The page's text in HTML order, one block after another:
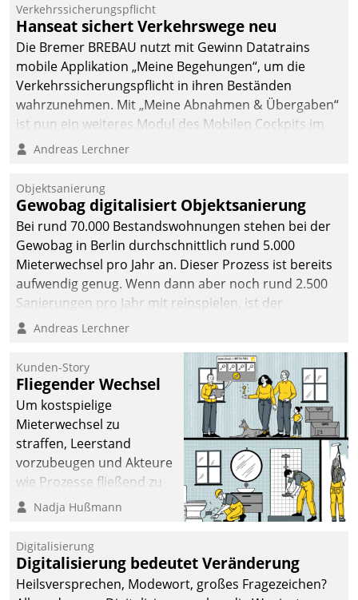
Verkehrssicherungspflicht
Hanseat sichert Verkehrswege neu
Die Bremer BREBAU nutzt mit Gewinn Datatrains
mobile Applikation „Meine Begehungen“, um die
Verkehrssicherungspflicht in ihren Beständen
wahrzunehmen. Mit „Meine Abnahmen & Übergaben“
ist nun ein weiteres Modul des Mobilen Cockpits im
Einsatz.
Andreas Lerchner
Objektsanierung
Gewobag digitalisiert Objektsanierung
Bei rund 70.000 Bestandswohnungen stehen bei der
Gewobag in Berlin durchschnittlich rund 5.000
Mieterwechsel pro Jahr an. Dieser Prozess ist bereits
aufwendig genug. Wenn dann aber noch rund 2.500
Sanierungen pro Jahr mit reinspielen, ist der
Betreuungs- und Organisationsaufwand immens. Im
kommunale Wohnungsbauunternehmen daher
gemeinsam mit der Berliner Datatrain GmbH den
Teilprozess der Objektsanierung digitalisiert.
Andreas Lerchner
Kunden-Story
Fliegender Wechsel
Um kostspielige
Mieterwechsel zu
straffen, Leerstand
vorzubeugen und Akteure
wie Prozesse fließend zu
vernetzen, nutzt die
Jahresbeginn eine
Überblick, Einsicht und
Eingriff bietende Lösung.
Nadja Hußmann
Digitalisierung
Digitalisierung bedeutet Veränderung
Heilsversprechen, Modewort, großes Fragezeichen?